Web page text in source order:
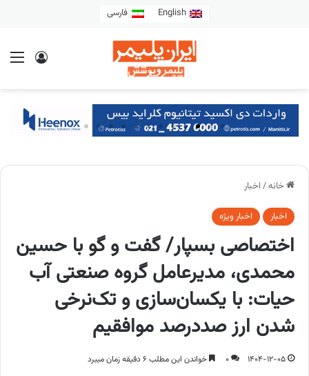
English فارسی
خانه/ اخبار
اخبار اخبار ویژه
اختصاصی بسپار/ گفت و گو با حسین
محمدی، مدیرعامل گروه صنعتی آب
حیات: با یکسان‌سازی و تک‌نرخی
شدن ارز صددرصد موافقیم
1404-12-05
0 خواندن این مطلب 6 دقیقه زمان میبرد